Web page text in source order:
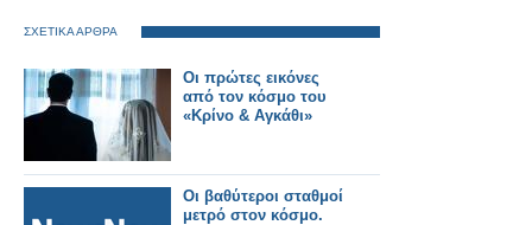
ΣΧΕΤΙΚΑ ΑΡΘΡΑ
Οι πρώτες εικόνες
από τον κόσμο του
«Κρίνο & Αγκάθι»
Οι βαθύτεροι σταθμοί
μετρό στον κόσμο.